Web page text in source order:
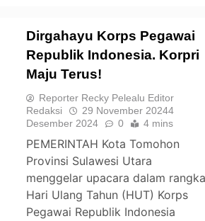
Dirgahayu Korps Pegawai
Republik Indonesia. Korpri
Maju Terus!
Reporter Recky Pelealu Editor
Redaksi
29 November 20244
Desember 2024
0 4 mins
PEMERINTAH Kota Tomohon
Provinsi Sulawesi Utara
menggelar upacara dalam
Hari Ulang Tahun (HUT) Korps
Pegawai Republik Indonesia